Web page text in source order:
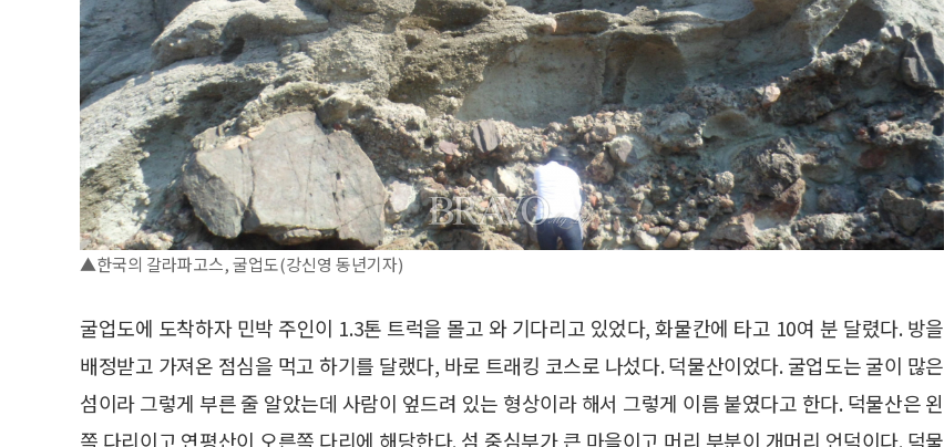
▲한국의 갈라파고스, 굴업도(강신영 동년기자)
굴업도에 도착하자 민박 주인이 1.3톤 트럭을 몰고 와 기다리고 있었다, 화물칸에 타고 10여 분 달렸다. 방을
배정받고 가져온 점심을 먹고 하기를 달랬다, 바로 트래킹 코스로 나섰다. 덕물산이었다. 굴업도는 굴이 많은
섬이라 그렇게 부른 줄 알았는데 사람이 엎드려 있는 형상이라 해서 그렇게 이름 붙였다고 한다. 덕물산은 왼
쪽 다리이고 연평산이 오른쪽 다리에 해당한다. 섬 중심부가 큰 마을이고 머리 부분이 개머리 언덕이다. 덕물